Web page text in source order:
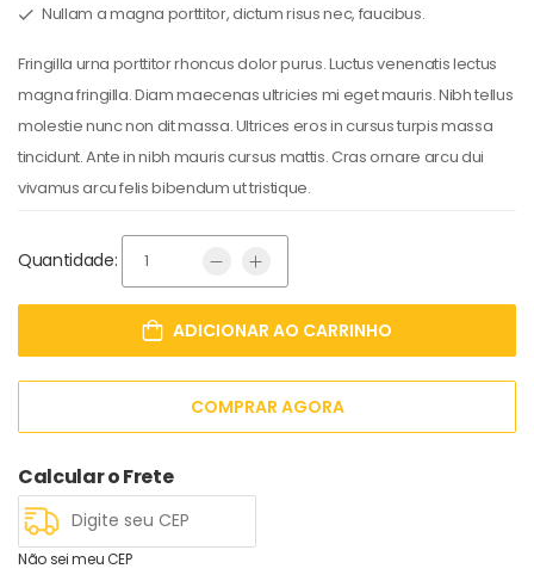
Nullam a magna porttitor, dictum risus nec, faucibus.
Fringilla urna porttitor rhoncus dolor purus. Luctus venenatis lectus
magna fringilla. Diam maecenas ultricies mi eget mauris. Nibh tellus
molestie nunc non dit massa. Ultrices eros in cursus turpis massa
tincidunt. Ante in nibh mauris cursus mattis. Cras ornare arcu dui
vivamus arcu felis bibendum ut tristique.
Quantidade:
ADICIONAR AO CARRINHO
COMPRAR AGORA
Calcular o Frete
Não sei meu CEP